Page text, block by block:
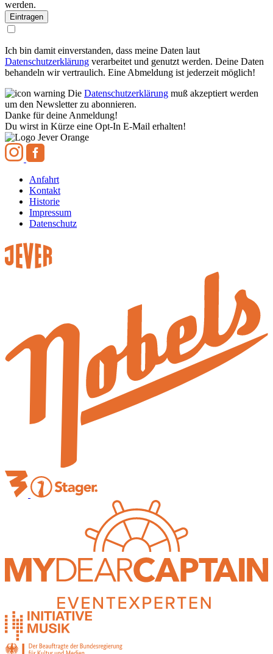
werden.
Ich bin damit einverstanden, dass meine Daten laut
Datenschutzerklärung verarbeitet und genutzt werden. Deine Daten
behandeln wir vertraulich. Eine Abmeldung ist jederzeit möglich!
Die Datenschutzerklärung muß akzeptiert werden
um den Newsletter zu abonnieren.
Danke für deine Anmeldung!
Du wirst in Kürze eine Opt-In E-Mail erhalten!
Anfahrt
Kontakt
Historie
Impressum
Datenschutz